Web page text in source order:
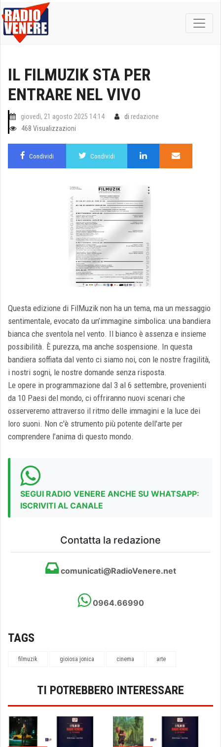
IL FILMUZIK STA PER
ENTRARE NEL VIVO
giovedì, 21 agosto 2025 14:14 di redazione
468 Visualizzazioni
Condividi Condividi
Questa edizione di FilMuzik non ha un tema, ma un messaggio
sentimentale, evocato da un’immagine simbolica: una bandiera
bianca che sventola nel vento. Il bianco è assenza e insieme
possibilità. È purezza, ma anche sospensione. In questa
bandiera soffiata dal vento ci siamo noi, con le nostre fragilità,
i nostri sogni, le nostre domande senza risposta.
Le opere in programmazione dal 3 al 6 settembre, provenienti
da 10 Paesi del mondo, ci offriranno nuovi scenari che
osserveremo attraverso il ritmo delle immagini e la luce dei
loro suoni. Non c'è strumento più potente dell'arte per
comprendere l’anima di questo mondo.
SEGUI RADIO VENERE ANCHE SU WHATSAPP:
ISCRIVITI AL CANALE
Contatta la redazione
comunicati@RadioVenere.net
0964.66990
TAGS
filmuzik gioiosa jonica cinema arte
TI POTREBBERO INTERESSARE